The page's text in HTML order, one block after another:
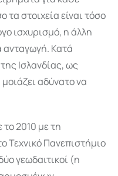
τα στοιχεία είναι τόσο
ισχυρισμό, η άλλη
ανταγωγή. Κατά
Ισλανδίας, ως
αδύνατο να
2010 με τη
Τεχνικό Πανεπιστήμιο
γεωδαιτικοί (η